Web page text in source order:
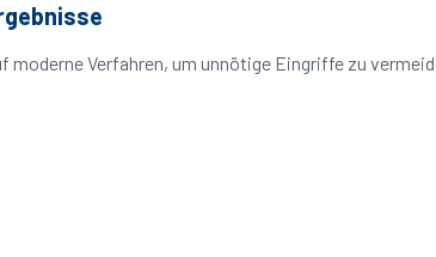
Verfahren, um unnötige Eingriffe zu